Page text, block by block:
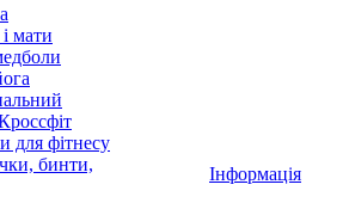
мати
для фітнесу
бинти,
Інформація